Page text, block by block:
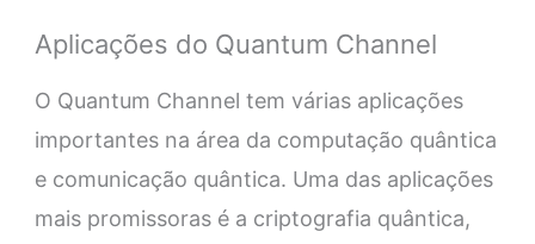
Aplicações do Quantum Channel
O Quantum Channel tem várias aplicações
importantes na área da computação quântica
e comunicação quântica. Uma das aplicações
mais promissoras é a criptografia quântica,